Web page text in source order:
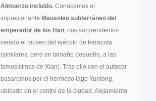
Almuerzo incluido. Conocemos el
impresionante Mausoleo subterráneo del
emperador de los Han , nos sorprendemos
viendo el museo del ejército de terracota
(similares, pero en tamaño pequeño, a las
famosísimas de Xian). Tras ello con el autocar
pasaremos por el hermoso lago Yunlong,
ubicado en el centro de la ciudad. Alojamiento.